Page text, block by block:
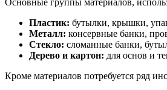
Пластик: бутылки, крышки,
Металл: консервные банки,
Стекло: сломанные банки,
Дерево и картон: для основ и
Кроме материалов потребуется ряд